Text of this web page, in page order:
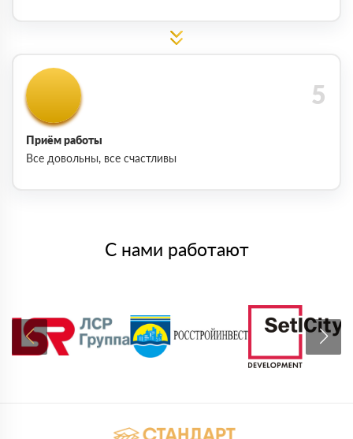
Приём работы
Все довольны, все счастливы
С нами работают